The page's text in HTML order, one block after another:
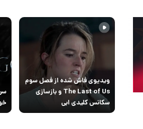
ویدیوی فاش شده از فصل سوم
The Last of Us و بازسازی
سکانس کلیدی ابی